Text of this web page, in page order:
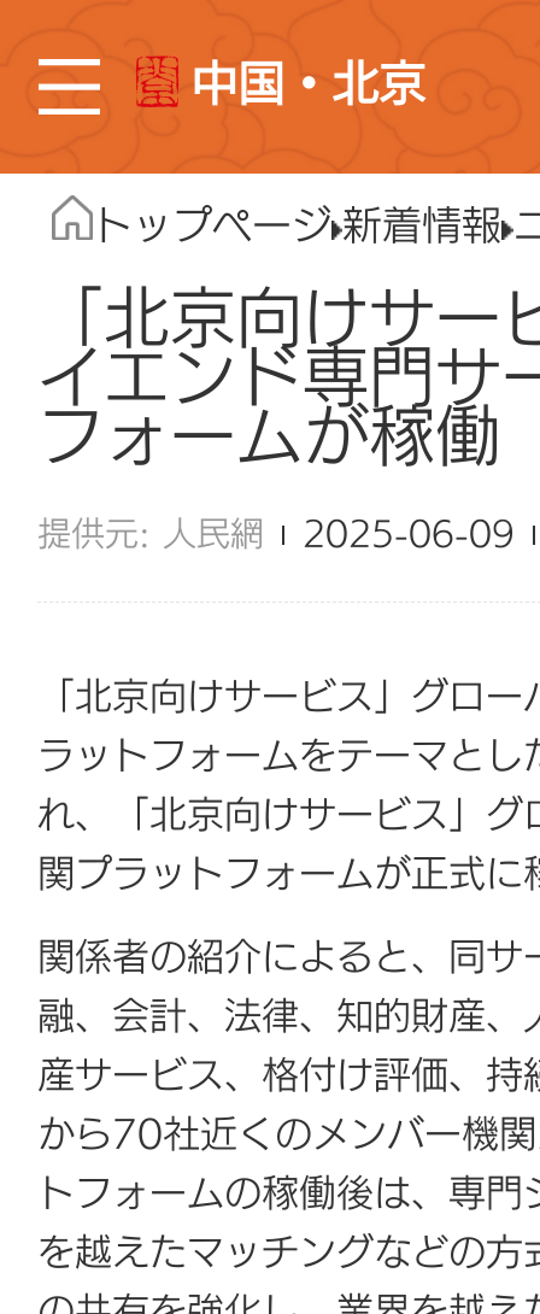
中国・北京
トップページ 新着情報
「北京向けサ
イエンド専門サ
フォームが稼働
人民網 2025-06-09
「北京向けサービス」グロ
ラットフォームをテーマと
れ、「北京向けサービス」
関プラットフォームが正式に
関係者の紹介によると、同
融、会計、法律、知的財産
産サービス、格付け評価、
から70社近くのメンバー機
トフォームの稼働後は、専
を越えたマッチングなどの